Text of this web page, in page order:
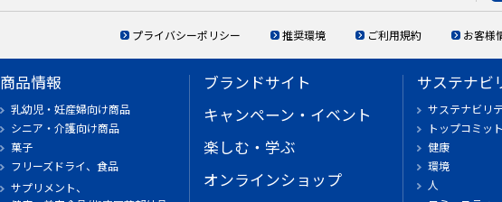
プライバシーポリシー 推奨環境 ご利用規約 お客様
商品情報
乳幼児・妊産婦向け商品
シニア・介護向け商品
菓子
フリーズドライ、食品
サプリメント、
ブランドサイト
キャンペーン・イベント
楽しむ・学ぶ
オンラインショップ
サステナビ
サステナビリ
トップコミッ
健康
環境
人